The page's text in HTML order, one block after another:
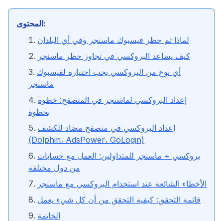
المحتوى:
لماذا تم حظر فيسبوك ماسنجر وفي أي البلدان
كيف يساعد البروكسي في تجاوز حظر ماسنجر
أي نوع من البروكسي يجب اختياره لفيسبوك
ماسنجر
إعداد البروكسي لماسنجر في المتصفح: خطوة
بخطوة
إعداد البروكسي في متصفح مضاد للكشف
(Dolphin، AdsPower، GoLogin)
بروكسي + ماسنجر للمتداولين: العمل مع حسابات
من دول مختلفة
الأخطاء الشائعة عند استخدام البروكسي مع ماسنجر
قائمة التحقق: كيفية التحقق من أن كل شيء يعمل
الخاتمة